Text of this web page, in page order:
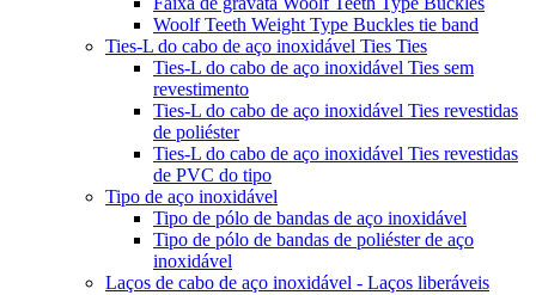
Woolf Teeth Weight Type Buckles tie band
Ties-L do cabo de aço inoxidável Ties Ties
Ties-L do cabo de aço inoxidável Ties sem
revestimento
Ties-L do cabo de aço inoxidável Ties revestidas
de poliéster
Ties-L do cabo de aço inoxidável Ties revestidas
de PVC do tipo
Tipo de aço inoxidável
Tipo de pólo de bandas de aço inoxidável
Tipo de pólo de bandas de poliéster de aço
inoxidável
Laços de cabo de aço inoxidável - Laços liberáveis